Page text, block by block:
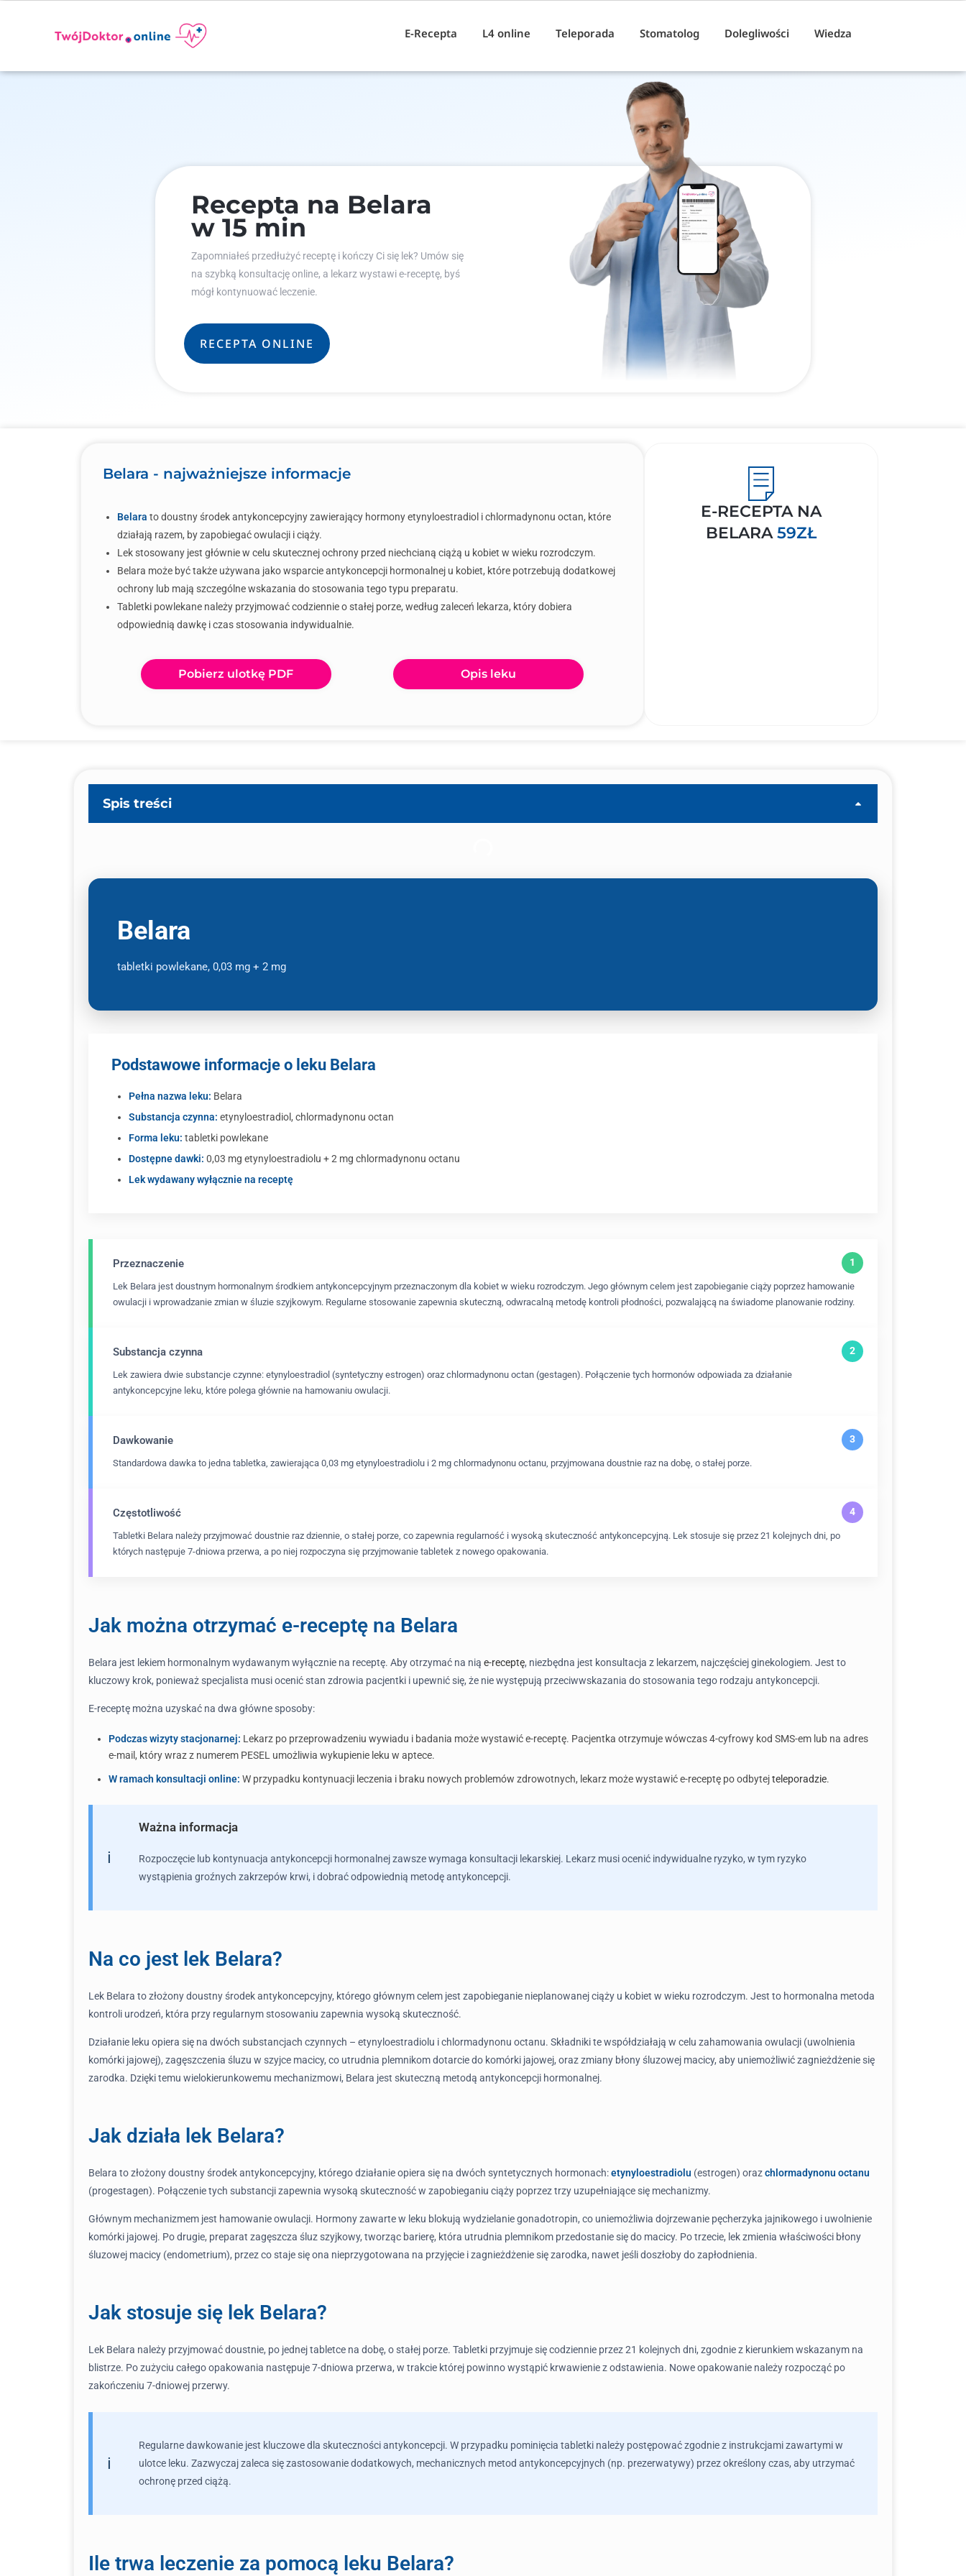
E-Recepta L4 online Teleporada Stomatolog Dolegliwości Wiedza
Recepta na Belara
w 15 min
Zapomniałeś przedłużyć receptę i kończy Ci się lek? Umów się
na szybką konsultację online, a lekarz wystawi e-receptę, byś
mógł kontynuować leczenie.
RECEPTA ONLINE
Belara - najważniejsze informacje
Belara to doustny środek antykoncepcyjny zawierający hormony etynyloestradiol i chlormadynonu octan, które
działają razem, by zapobiegać owulacji i ciąży.
Lek stosowany jest głównie w celu skutecznej ochrony przed niechcianą ciążą u kobiet w wieku rozrodczym.
Belara może być także używana jako wsparcie antykoncepcji hormonalnej u kobiet, które potrzebują dodatkowej
ochrony lub mają szczególne wskazania do stosowania tego typu preparatu.
Tabletki powlekane należy przyjmować codziennie o stałej porze, według zaleceń lekarza, który dobiera
odpowiednią dawkę i czas stosowania indywidualnie.
Pobierz ulotkę PDF Opis leku
E-RECEPTA NA
BELARA59ZŁ
Spis treści
Belara
tabletki powlekane, 0,03 mg + 2 mg
Podstawowe informacje o leku Belara
Pełna nazwa leku: Belara
Substancja czynna: etynyloestradiol, chlormadynonu octan
Forma leku: tabletki powlekane
Dostępne dawki: 0,03 mg etynyloestradiolu + 2 mg chlormadynonu octanu
Lek wydawany wyłącznie na receptę
Przeznaczenie
Lek Belara jest doustnym hormonalnym środkiem antykoncepcyjnym przeznaczonym dla kobiet w wieku rozrodczym. Jego głównym celem jest zapobieganie ciąży poprzez hamowanie
owulacji i wprowadzanie zmian w śluzie szyjkowym. Regularne stosowanie zapewnia skuteczną, odwracalną metodę kontroli płodności, pozwalającą na świadome planowanie rodziny.
Substancja czynna
Lek zawiera dwie substancje czynne: etynyloestradiol (syntetyczny estrogen) oraz chlormadynonu octan (gestagen). Połączenie tych hormonów odpowiada za działanie
antykoncepcyjne leku, które polega głównie na hamowaniu owulacji.
Dawkowanie
Standardowa dawka to jedna tabletka, zawierająca 0,03 mg etynyloestradiolu i 2 mg chlormadynonu octanu, przyjmowana doustnie raz na dobę, o stałej porze.
Częstotliwość
Tabletki Belara należy przyjmować doustnie raz dziennie, o stałej porze, co zapewnia regularność i wysoką skuteczność antykoncepcyjną. Lek stosuje się przez 21 kolejnych dni, po
których następuje 7-dniowa przerwa, a po niej rozpoczyna się przyjmowanie tabletek z nowego opakowania.
Jak można otrzymać e-receptę na Belara
Belara jest lekiem hormonalnym wydawanym wyłącznie na receptę. Aby otrzymać na nią e-receptę, niezbędna jest konsultacja z lekarzem, najczęściej ginekologiem. Jest to
kluczowy krok, ponieważ specjalista musi ocenić stan zdrowia pacjentki i upewnić się, że nie występują przeciwwskazania do stosowania tego rodzaju antykoncepcji.
E-receptę można uzyskać na dwa główne sposoby:
Podczas wizyty stacjonarnej: Lekarz po przeprowadzeniu wywiadu i badania może wystawić e-receptę. Pacjentka otrzymuje wówczas 4-cyfrowy kod SMS-em lub na adres
e-mail, który wraz z numerem PESEL umożliwia wykupienie leku w aptece.
W ramach konsultacji online: W przypadku kontynuacji leczenia i braku nowych problemów zdrowotnych, lekarz może wystawić e-receptę po odbytejteleporadzie.
Ważna informacja
Rozpoczęcie lub kontynuacja antykoncepcji hormonalnej zawsze wymaga konsultacji lekarskiej. Lekarz musi ocenić indywidualne ryzyko, w tym ryzyko
wystąpienia groźnych zakrzepów krwi, i dobrać odpowiednią metodę antykoncepcji.
Na co jest lek Belara?
Lek Belara to złożony doustny środek antykoncepcyjny, którego głównym celem jest zapobieganie nieplanowanej ciąży u kobiet w wieku rozrodczym. Jest to hormonalna metoda
kontroli urodzeń, która przy regularnym stosowaniu zapewnia wysoką skuteczność.
Działanie leku opiera się na dwóch substancjach czynnych – etynyloestradiolu i chlormadynonu octanu. Składniki te współdziałają w celu zahamowania owulacji (uwolnienia
komórki jajowej), zagęszczenia śluzu w szyjce macicy, co utrudnia plemnikom dotarcie do komórki jajowej, oraz zmiany błony śluzowej macicy, aby uniemożliwić zagnieżdżenie się
zarodka. Dzięki temu wielokierunkowemu mechanizmowi, Belara jest skuteczną metodą antykoncepcji hormonalnej.
Jak działa lek Belara?
Belara to złożony doustny środek antykoncepcyjny, którego działanie opiera się na dwóch syntetycznych hormonach:etynyloestradiolu (estrogen) orazchlormadynonu octanu
(progestagen). Połączenie tych substancji zapewnia wysoką skuteczność w zapobieganiu ciąży poprzez trzy uzupełniające się mechanizmy.
Głównym mechanizmem jest hamowanie owulacji. Hormony zawarte w leku blokują wydzielanie gonadotropin, co uniemożliwia dojrzewanie pęcherzyka jajnikowego i uwolnienie
komórki jajowej. Po drugie, preparat zagęszcza śluz szyjkowy, tworząc barierę, która utrudnia plemnikom przedostanie się do macicy. Po trzecie, lek zmienia właściwości błony
śluzowej macicy (endometrium), przez co staje się ona nieprzygotowana na przyjęcie i zagnieżdżenie się zarodka, nawet jeśli doszłoby do zapłodnienia.
Jak stosuje się lek Belara?
Lek Belara należy przyjmować doustnie, po jednej tabletce na dobę, o stałej porze. Tabletki przyjmuje się codziennie przez 21 kolejnych dni, zgodnie z kierunkiem wskazanym na
blistrze. Po zużyciu całego opakowania następuje 7-dniowa przerwa, w trakcie której powinno wystąpić krwawienie z odstawienia. Nowe opakowanie należy rozpocząć po
zakończeniu 7-dniowej przerwy.
Regularne dawkowanie jest kluczowe dla skuteczności antykoncepcji. W przypadku pominięcia tabletki należy postępować zgodnie z instrukcjami zawartymi w
ulotce leku. Zazwyczaj zaleca się zastosowanie dodatkowych, mechanicznych metod antykoncepcyjnych (np. prezerwatywy) przez określony czas, aby utrzymać
ochronę przed ciążą.
Ile trwa leczenie za pomocą leku Belara?